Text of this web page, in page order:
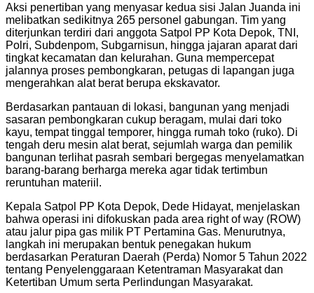
Aksi penertiban yang menyasar kedua sisi Jalan Juanda ini
melibatkan sedikitnya 265 personel gabungan. Tim yang
diterjunkan terdiri dari anggota Satpol PP Kota Depok, TNI,
Polri, Subdenpom, Subgarnisun, hingga jajaran aparat dari
tingkat kecamatan dan kelurahan. Guna mempercepat
jalannya proses pembongkaran, petugas di lapangan juga
mengerahkan alat berat berupa ekskavator.
Berdasarkan pantauan di lokasi, bangunan yang menjadi
sasaran pembongkaran cukup beragam, mulai dari toko
kayu, tempat tinggal temporer, hingga rumah toko (ruko). Di
tengah deru mesin alat berat, sejumlah warga dan pemilik
bangunan terlihat pasrah sembari bergegas menyelamatkan
barang-barang berharga mereka agar tidak tertimbun
reruntuhan materiil.
Kepala Satpol PP Kota Depok, Dede Hidayat, menjelaskan
bahwa operasi ini difokuskan pada area right of way (ROW)
atau jalur pipa gas milik PT Pertamina Gas. Menurutnya,
langkah ini merupakan bentuk penegakan hukum
berdasarkan Peraturan Daerah (Perda) Nomor 5 Tahun 2022
tentang Penyelenggaraan Ketentraman Masyarakat dan
Ketertiban Umum serta Perlindungan Masyarakat.